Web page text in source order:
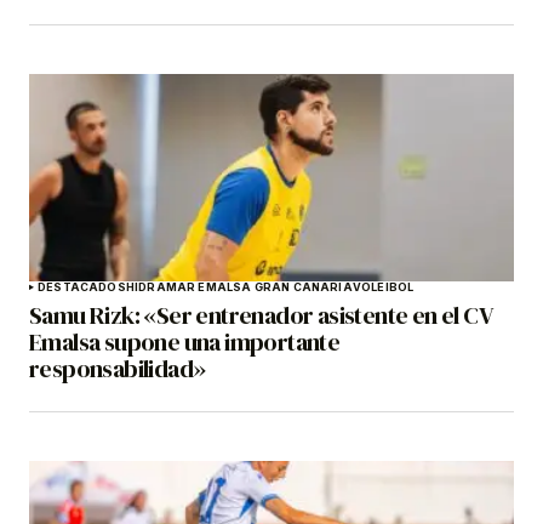
DESTACADOSHIDRAMAR EMALSA GRAN CANARIAVOLEIBOL
Samu Rizk: «Ser entrenador asistente en el CV
Emalsa supone una importante
responsabilidad»